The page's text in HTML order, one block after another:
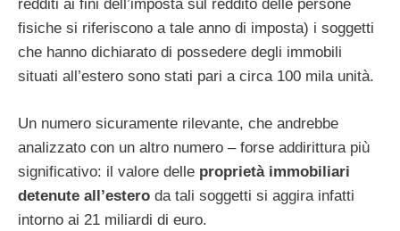
redditi ai fini dell’imposta sul reddito delle persone
fisiche si riferiscono a tale anno di imposta) i soggetti
che hanno dichiarato di possedere degli immobili
situati all’estero sono stati pari a circa 100 mila unità.
Un numero sicuramente rilevante, che andrebbe
analizzato con un altro numero – forse addirittura più
significativo: il valore delle proprietà immobiliari
detenute all’estero da tali soggetti si aggira infatti
intorno ai 21 miliardi di euro.